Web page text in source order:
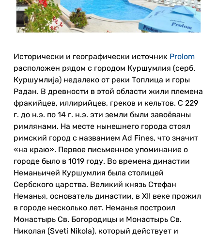
Исторически и географически источник Prolom
расположен рядом с городом Куршумлия (серб.
Куршумлија) недалеко от реки Топлица и горы
Радан. В древности в этой области жили племена
фракийцев, иллирийцев, греков и кельтов. С 229
г. до н.э. по 14 г. н.э. эти земли были завоёваны
римлянами. На месте нынешнего города стоял
римский город с названием Ad Fines, что значит
«на краю». Первое письменное упоминание о
городе было в 1019 году. Во времена династии
Неманьичей Куршумлия была столицей
Сербского царства. Великий князь Стефан
Неманья, основатель династии, в XII веке прожил
в городе несколько лет. Неманья построил
Монастырь Св. Богородицы и Монастырь Св.
Николая (Sveti Nikola), который действует и